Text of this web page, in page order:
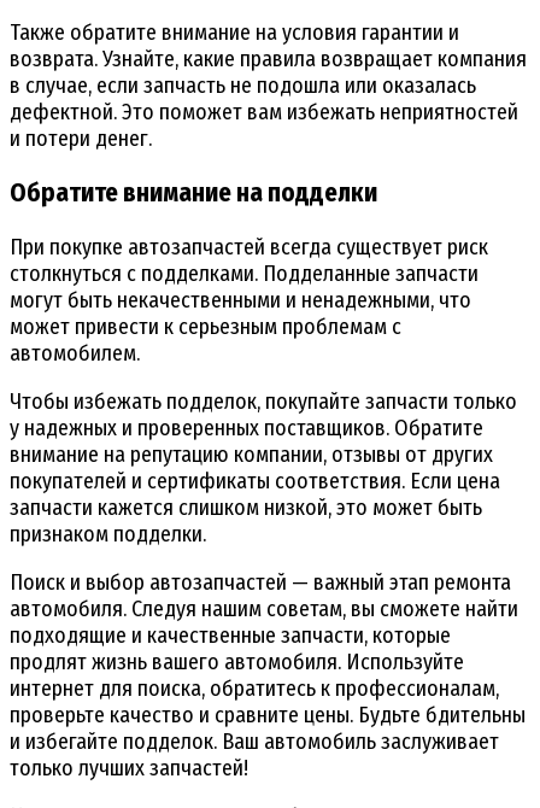
Также обратите внимание на условия гарантии и
возврата. Узнайте, какие правила возвращает компания
в случае, если запчасть не подошла или оказалась
дефектной. Это поможет вам избежать неприятностей
и потери денег.
Обратите внимание на подделки
При покупке автозапчастей всегда существует риск
столкнуться с подделками. Подделанные запчасти
могут быть некачественными и ненадежными, что
может привести к серьезным проблемам с
автомобилем.
Чтобы избежать подделок, покупайте запчасти только
у надежных и проверенных поставщиков. Обратите
внимание на репутацию компании, отзывы от других
покупателей и сертификаты соответствия. Если цена
запчасти кажется слишком низкой, это может быть
признаком подделки.
Поиск и выбор автозапчастей — важный этап ремонта
автомобиля. Следуя нашим советам, вы сможете найти
подходящие и качественные запчасти, которые
продлят жизнь вашего автомобиля. Используйте
интернет для поиска, обратитесь к профессионалам,
проверьте качество и сравните цены. Будьте бдительны
и избегайте подделок. Ваш автомобиль заслуживает
только лучших запчастей!